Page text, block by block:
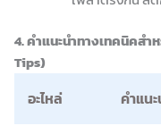
4. คำแนะนำทางเทคนิคส
Tips)
อะไหล่ คำแน